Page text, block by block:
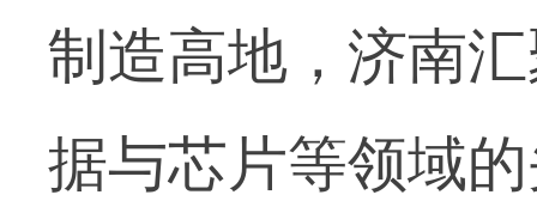
制造高地，济南
据与芯片等领域